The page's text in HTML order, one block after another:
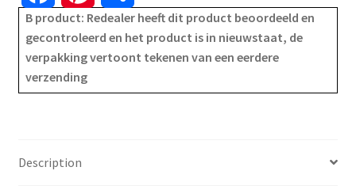
windbescherming
120x400
quantity
a
c
e
o
i
n
t
h
a
r
B product: Redealer heeft dit product beoordeeld en
gecontroleerd en het product is in nieuwstaat, de
verpakking vertoont tekenen van een eerdere
verzending
Description